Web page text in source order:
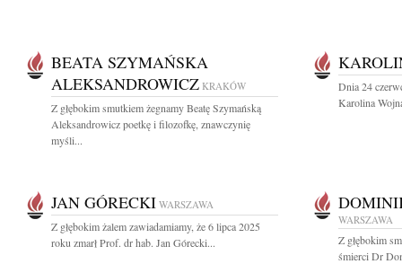
BEATA SZYMAŃSKA
ALEKSANDROWICZ KRAKÓW
Z głębokim smutkiem żegnamy Beatę Szymańską
Aleksandrowicz poetkę i filozofkę, znawczynię
myśli...
Dnia 24
Karolina
JAN GÓRECKI WARSZAWA
Z głębokim żalem zawiadamiamy, że 6 lipca 2025
roku zmarł Prof. dr hab. Jan Górecki...
WARSZAWA
Z głębokim
śmierci Dr